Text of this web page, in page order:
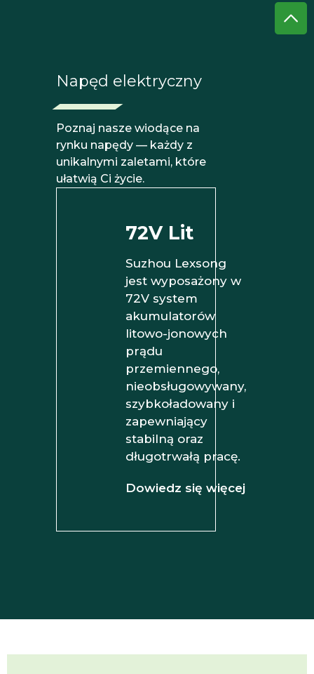
Napęd elektryczny
Poznaj nasze wiodące na
rynku napędy — każdy z
unikalnymi zaletami, które
ułatwią Ci życie.
72V Lit
Suzhou Lexsong
jest wyposażony w
72V system
akumulatorów
litowo-jonowych
prądu
przemiennego,
nieobsługowywany,
szybkoładowany i
zapewniający
stabilną oraz
długotrwałą pracę.
Dowiedz się więcej